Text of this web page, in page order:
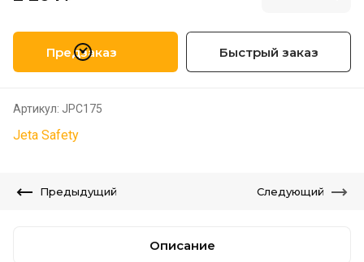
Предзаказ Быстрый заказ
Артикул: JPC175
Jeta Safety
Предыдущий Следующий
Описание